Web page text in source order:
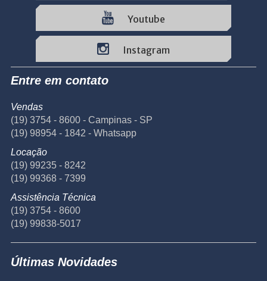
Youtube
Instagram
Entre em contato
Vendas
(19) 3754 - 8600 - Campinas - SP
(19) 98954 - 1842 - Whatsapp
Locação
(19) 99235 - 8242
(19) 99368 - 7399
Assistência Técnica
(19) 3754 - 8600
(19) 99838-5017
Últimas Novidades